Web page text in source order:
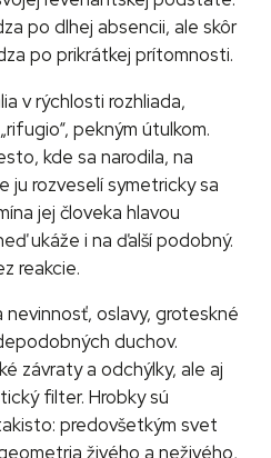
po dlhej absencii, ale skôr
po prikrátkej prítomnosti.
v rýchlosti rozhliada,
pekným útulkom.
kde sa narodila, na
ju rozveselí symetricky sa
jej človeka hlavou
ukáže i na ďalší podobný.
reakcie.
oslavy, groteskné
duchov.
závraty a odchýlky, ale aj
filter. Hrobky sú
predovšetkým svet
živého a neživého,